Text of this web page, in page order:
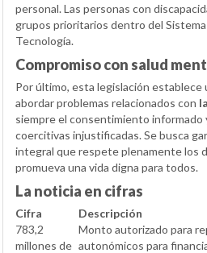
personal. Las personas con
grupos prioritarios dentro del
Tecnología.
Compromiso con salud
Por último, esta legislación establece
abordar problemas relacionados con
siempre el consentimiento informado
coercitivas injustificadas. Se busca
integral que respete plenamente los
promueva una vida digna para todos.
La noticia en cifras
Cifra
Descripción
783,2
millones de
Monto autorizado para
autonómicos para